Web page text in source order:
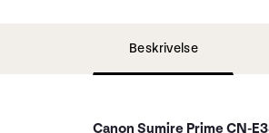
Beskrivelse
Canon Sumire Prime CN-